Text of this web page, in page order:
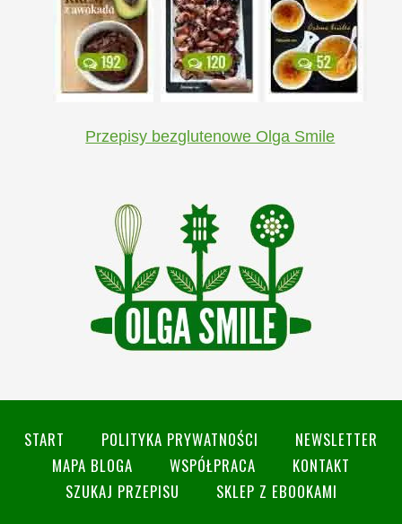
Przepisy bezglutenowe Olga Smile
START POLITYKA PRYWATNOŚCI
NEWSLETTER
MAPA BLOGA
WSPÓŁPRACA
KONTAKT
SZUKAJ PRZEPISU
SKLEP Z EBOOKAMI